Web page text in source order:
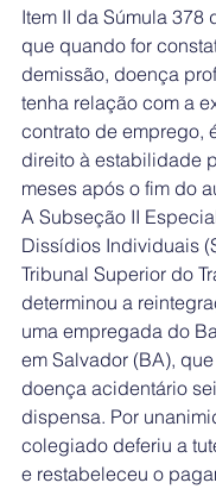
Item II da Súmula 378
que quando for
demissão, doença
tenha relação com a
contrato de emprego,
direito à estabilidade
meses após o fim do
A Subseção II
Dissídios Individuais
Tribunal Superior do
determinou a
uma empregada do
em Salvador (BA),
doença acidentário
dispensa. Por
colegiado deferiu a
e restabeleceu o